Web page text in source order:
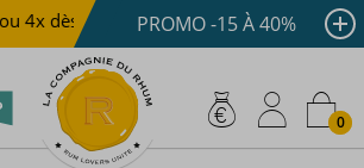
4x dès 100 € Livraison offerte
PROMO -15 À 40%
0